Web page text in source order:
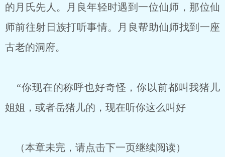
的月氏先人。月良年轻时遇到一位仙师，那位仙
师前往射日族打听事情。月良帮助仙师找到一座
古老的洞府。
“你现在的称呼也好奇怪，你以前都叫我猪儿
姐姐，或者岳猪儿的，现在听你这么叫好
（本章未完，请点击下一页继续阅读）